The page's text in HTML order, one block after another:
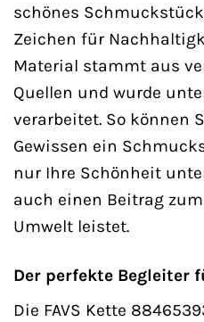
schönes
Zeichen für
Material stammt aus
Quellen und wurde
verarbeitet. So können
Gewissen ein
nur Ihre Schönheit
auch einen Beitrag
Umwelt leistet.
Der perfekte Begleiter
Die FAVS Kette